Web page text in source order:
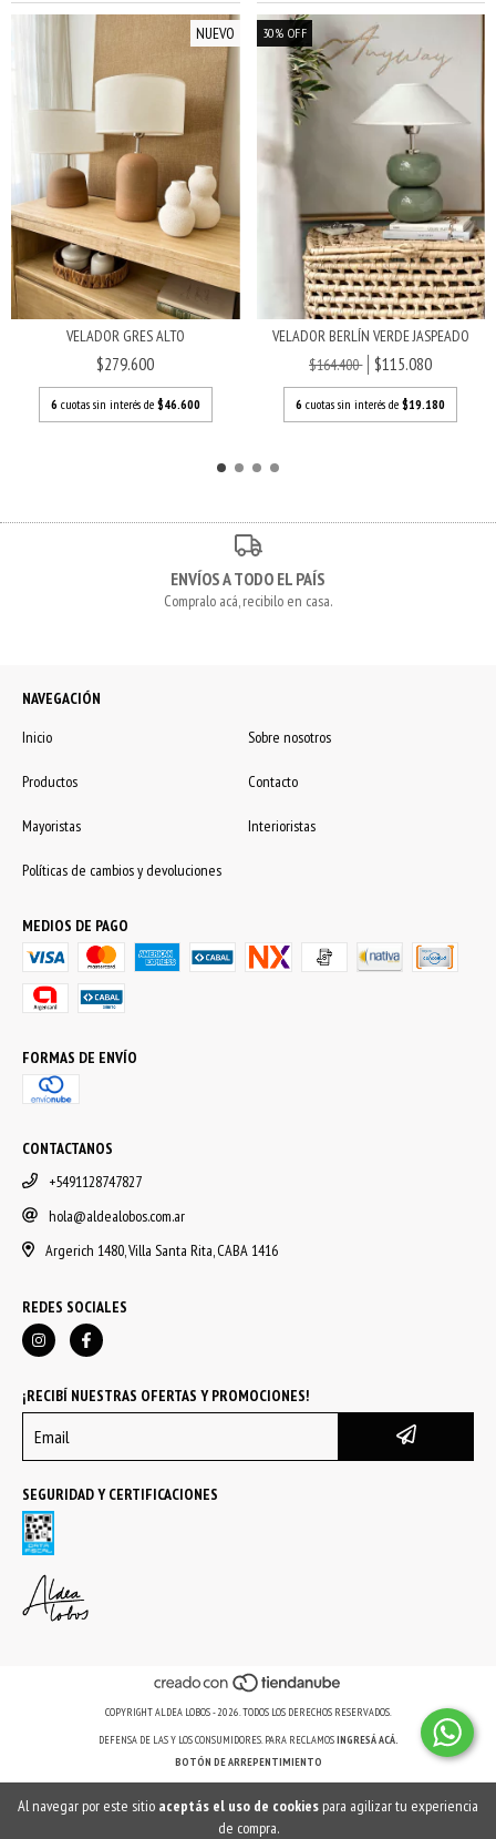
Al navegar por este sitio aceptás el uso de cookies para agilizar tu experiencia
de compra.
NUEVO
VELADOR GRES ALTO
$279.600
6 cuotas sin interés de $46.600
30% OFF
VELADOR BERLÍN VERDE JASPEADO
$164.400
$115.080
6 cuotas sin interés de$19.180
ENVÍOS A TODO EL PAÍS
Compralo acá, recibilo en casa.
NAVEGACIÓN
Inicio
Sobre nosotros
Productos Contacto
Mayoristas Interioristas
Políticas de cambios y devoluciones
MEDIOS DE PAGO
FORMAS DE ENVÍO
CONTACTANOS
+5491128747827
hola@aldealobos.com.ar
Argerich 1480, Villa Santa Rita, CABA 1416
REDES SOCIALES
¡RECIBÍ NUESTRAS OFERTAS Y PROMOCIONES!
SEGURIDAD Y CERTIFICACIONES
COPYRIGHT ALDEA LOBOS - 2026. TODOS LOS DERECHOS RESERVADOS.
DEFENSA DE LAS Y LOS CONSUMIDORES. PARA RECLAMOSINGRESÁ ACÁ.
BOTÓN DE ARREPENTIMIENTO